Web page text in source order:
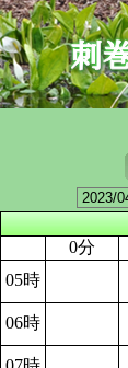
0分
05時
06時